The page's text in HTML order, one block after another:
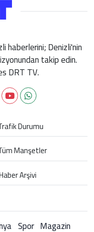
haberlerini; Denizli'nin
takip edin.
DRT TV.
Durumu
Manşetler
Arşivi
Spor Magazin